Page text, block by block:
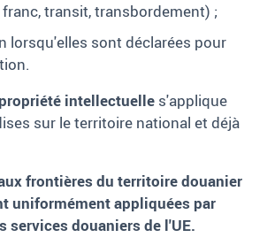
transit, transbordement) ;
lorsqu'elles sont déclarées pour
intellectuelle s'applique
sur le territoire national et déjà
frontières du territoire douanier
uniformément appliquées par
services douaniers de l'UE.